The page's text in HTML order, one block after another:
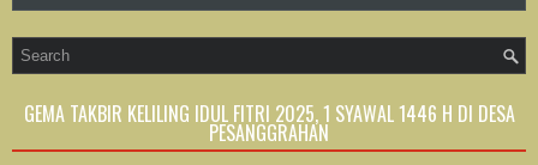
GEMA TAKBIR KELILING IDUL FITRI 2025, 1 SYAWAL 1446 H DI DESA
PESANGGRAHAN